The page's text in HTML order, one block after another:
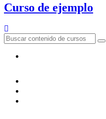
Curso de ejemplo